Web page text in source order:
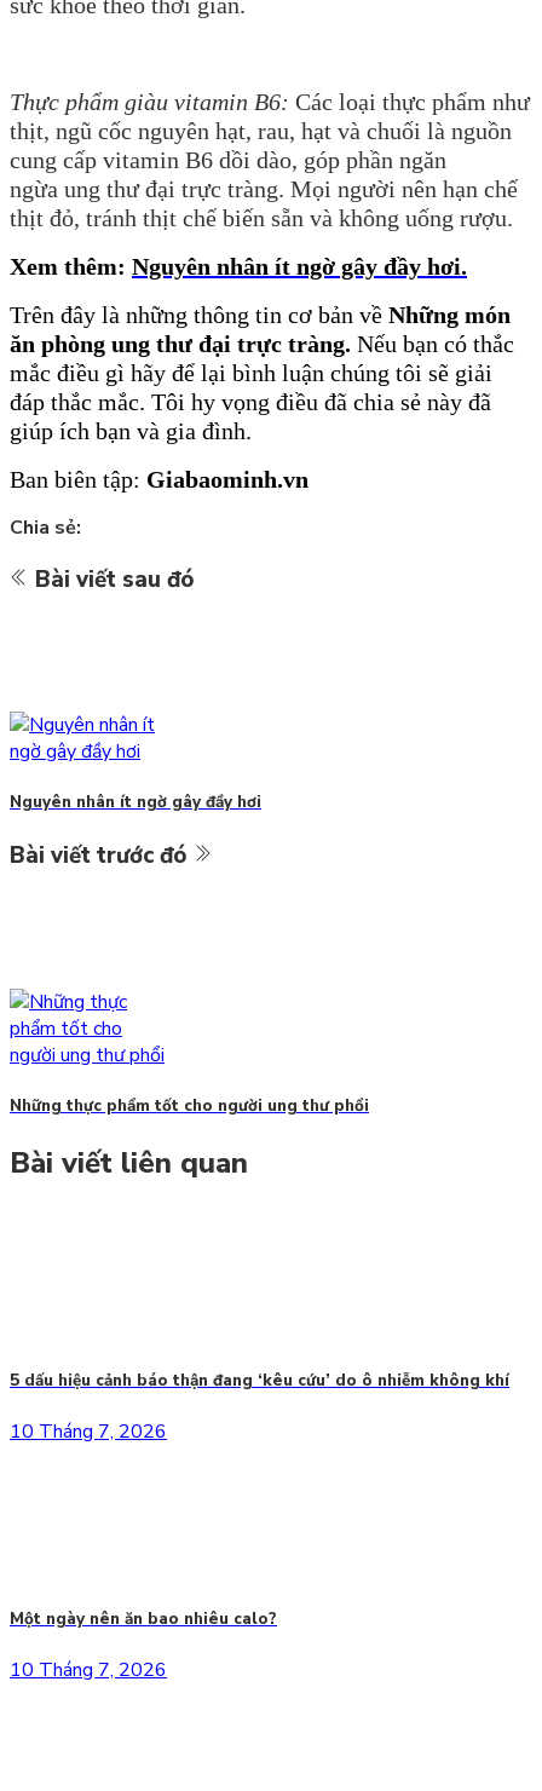
Thực phẩm giàu vitamin B6: Các loại thực phẩm như
thịt, ngũ cốc nguyên hạt, rau, hạt và chuối là nguồn
cung cấp vitamin B6 dồi dào, góp phần ngăn
ngừa ung thư đại trực tràng. Mọi người nên hạn chế
thịt đỏ, tránh thịt chế biến sẵn và không uống rượu.
Xem thêm: Nguyên nhân ít ngờ gây đầy hơi.
Trên đây là những thông tin cơ bản về Những món
ăn phòng ung thư đại trực tràng. Nếu bạn có thắc
mắc điều gì hãy để lại bình luận chúng tôi sẽ giải
đáp thắc mắc. Tôi hy vọng điều đã chia sẻ này đã
giúp ích bạn và gia đình.
Ban biên tập: Giabaominh.vn
Chia sẻ:
Bài viết sau đó
Nguyên nhân ít ngờ gây đầy hơi
Bài viết trước đó
Những thực phẩm tốt cho người ung thư phổi
Bài viết liên quan
5 dấu hiệu cảnh báo thận đang ‘kêu cứu’ do ô nhiễm không khí
10 Tháng 7, 2026
Một ngày nên ăn bao nhiêu calo?
10 Tháng 7, 2026